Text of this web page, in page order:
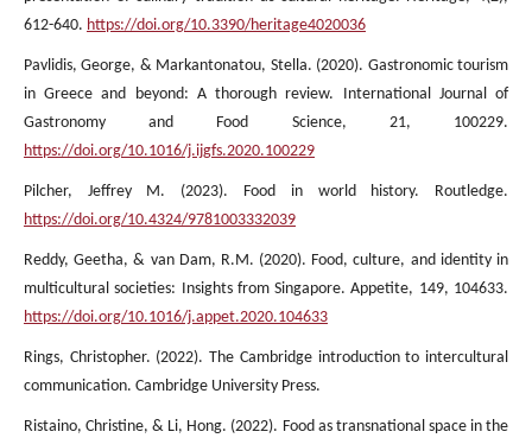
612-640. https://doi.org/10.3390/heritage4020036
Pavlidis, George, & Markantonatou, Stella. (2020). Gastronomic tourism
in Greece and beyond: A thorough review. International Journal of
Gastronomy and Food Science, 21, 100229.
https://doi.org/10.1016/j.ijgfs.2020.100229
Pilcher, Jeffrey M. (2023). Food in world history. Routledge.
https://doi.org/10.4324/9781003332039
Reddy, Geetha, & van Dam, R.M. (2020). Food, culture, and identity in
multicultural societies: Insights from Singapore. Appetite, 149, 104633.
https://doi.org/10.1016/j.appet.2020.104633
Rings, Christopher. (2022). The Cambridge introduction to intercultural
communication. Cambridge University Press.
Ristaino, Christine, & Li, Hong. (2022). Food as transnational space in the